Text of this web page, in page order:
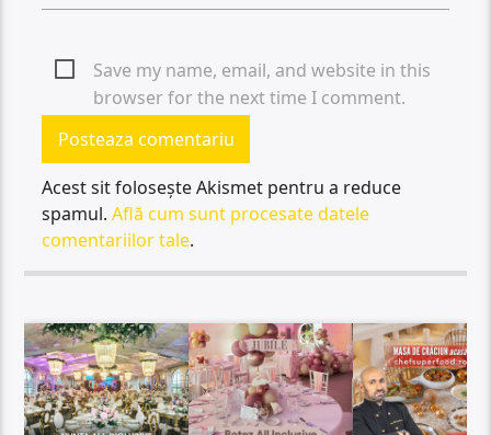
Save my name, email, and website in this
browser for the next time I comment.
Acest sit folosește Akismet pentru a reduce
spamul.Află cum sunt procesate datele
comentariilor tale.